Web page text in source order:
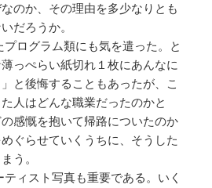
のか、その理由を多少なりとも
だろうか。
ログラム類にも気を遣った。と
っぺらい紙切れ１枚にあんなに
と後悔することもあったが、こ
人はどんな職業だったのかと
感慨を抱いて帰路についたのか
ぐらせていくうちに、そうした
う。
ィスト写真も重要である。いく